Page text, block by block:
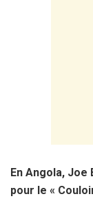
En Angola, Joe
pour le «